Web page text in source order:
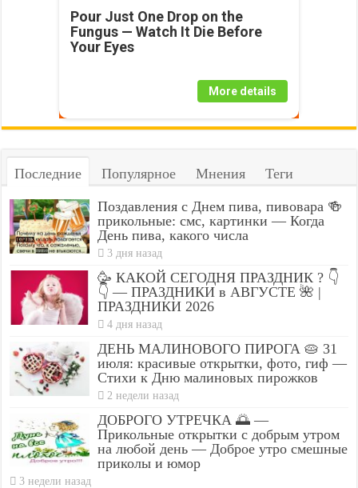
Pour Just One Drop on the
Fungus — Watch It Die Before
Your Eyes
More details
Последние Популярное Мнения Теги
Поздавления с Днем пива, пивовара 🍻
прикольные: смс, картинки — Когда
День пива, какого числа
3 дня назад
🥳 КАКОЙ СЕГОДНЯ ПРАЗДНИК ? 👇
👇 — ПРАЗДНИКИ в АВГУСТЕ 🌺 |
ПРАЗДНИКИ 2026
4 дня назад
ДЕНЬ МАЛИНОВОГО ПИРОГА 🥧 31
июля: красивые открытки, фото, гиф —
Стихи к Дню малиновых пирожков
2 недели назад
ДОБРОГО УТРЕЧКА 🌅 —
Прикольные открытки с добрым утром
на любой день — Доброе утро смешные
приколы и юмор
3 недели назад